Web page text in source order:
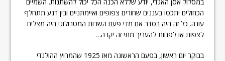
הכחולים יתכסו בעננים שחורים צפופים ואיימתניים ובין רגע תתחלף
עונה. כל זה היה בסדר אם מדי פעם השרות המטרולוגי היה מצליח
לצפות או לפחות להעריך מתי זה יקרה…
בבוקר יום ראשון, בפעם הראשונה מאז 1925 שהמרוץ ההולנדי